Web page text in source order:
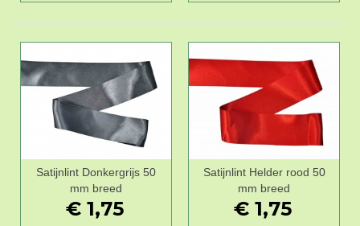
Satijnlint Donkergrijs 50
mm breed
€ 1,75
Satijnlint Helder rood 50
mm breed
€ 1,75